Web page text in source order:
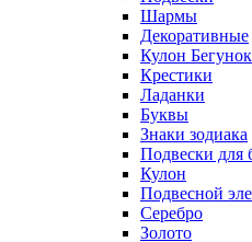
Шармы
Декоративные
Кулон Бегунок
Крестики
Ладанки
Буквы
Знаки зодиака
Подвески для
Кулон
Подвесной
Серебро
Золото